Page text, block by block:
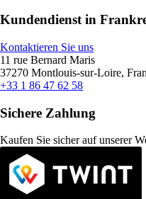
Kundendienst in
Kontaktieren Sie uns
11 rue Bernard Maris
37270 Montlouis-sur-Loire,
+33 1 86 47 62 58
Sichere Zahlung
Kaufen Sie sicher auf unserer